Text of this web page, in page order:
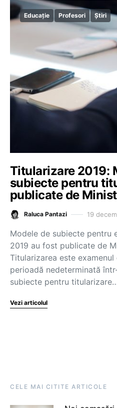
Educație Profesori Știri
Titularizare 2019:
subiecte pentru
publicate de
Raluca Pantazi 19
Modele de subiecte pentru
2019 au fost publicate de
Titularizarea este
perioadă nedeterminată
subiecte pentru
Vezi articolul
CELE MAI CITITE ARTICOLE